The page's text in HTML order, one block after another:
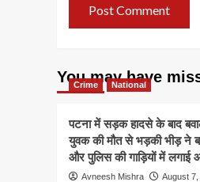
You may have
Crime National
पटना में सड़क हादसे के बाद
युवक की मौत से भड़की भीड़ ने
और पुलिस की गाड़ियों में लगाई
Avneesh Mishra
August 7,